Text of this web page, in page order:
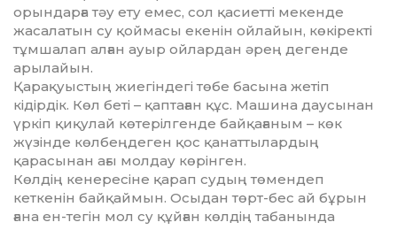
орындарға тәу ету емес, сол қасиетті мекенде
жасалатын су қоймасы екенін ойлайын, көкіректі
тұмшалап ал­ған ауыр ойлардан әрең дегенде
арылайын.
Қарақуыстың жиегіндегі төбе басына жетіп
кідірдік. Көл беті – қаптаған құс. Машина даусынан
үркіп қиқулай көтерілгенде байқа­ға­ным – көк
жүзінде көлбеңдеген қос қанаттылардың
қарасынан ағы молдау көрінген.
Көлдің кенересіне қарап су­дың төмендеп
кеткенін байқай­мын. Осыдан төрт-бес ай бұрын
ғана ен-тегін мол су құйған көлдің табанында